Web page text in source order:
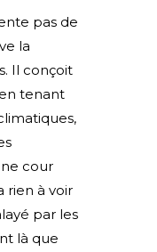
pas de
la
Il conçoit
tenant
cour
rien à voir
par les
là que